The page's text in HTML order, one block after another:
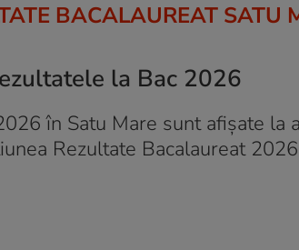
BACALAUREAT SATU
la Bac 2026
în Satu Mare sunt afișate
Rezultate Bacalaureat